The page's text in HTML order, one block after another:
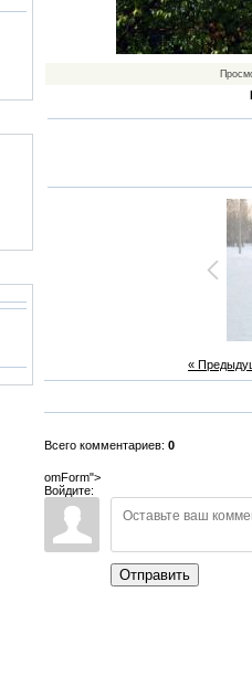
«
Всего комментариев: 0
omForm">
Войдите:
Отправить